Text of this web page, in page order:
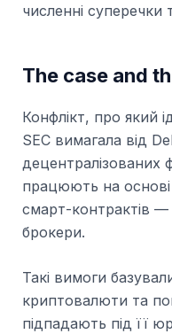
численні суперечки
The case and
Конфлікт, про який
SEC вимагала від
децентралізованих
працюють на основі
смарт-контрактів —
брокери.
Такі вимоги
криптовалюти та
підпадають під її